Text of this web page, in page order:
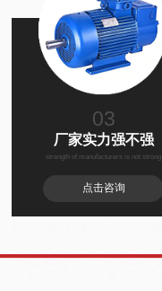
03
厂家实力强不强
strength of manufacturers is not strong
点击咨询